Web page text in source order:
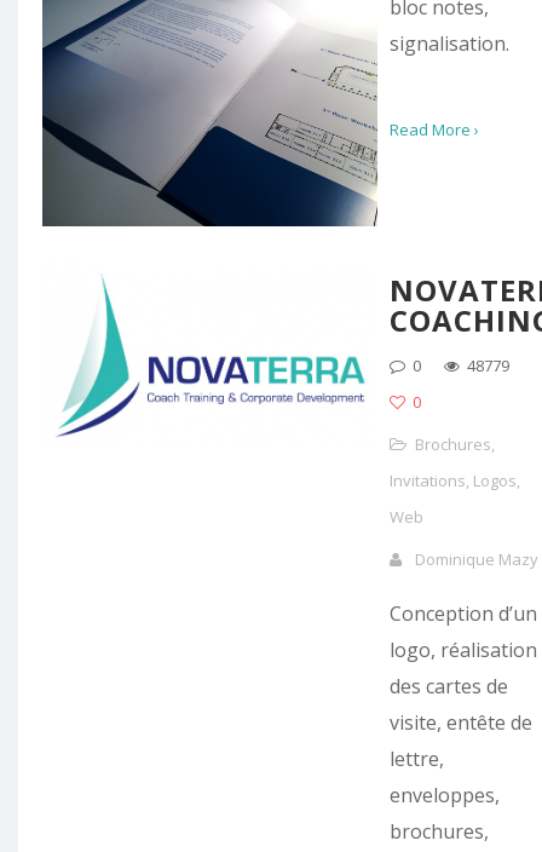
bloc notes,
signalisation.
Read More ›
0
48779
0
Brochures,
Invitations, Logos,
Web
Dominique Mazy
Conception d’un
logo, réalisation
des cartes de
visite, entête de
lettre,
enveloppes,
brochures,